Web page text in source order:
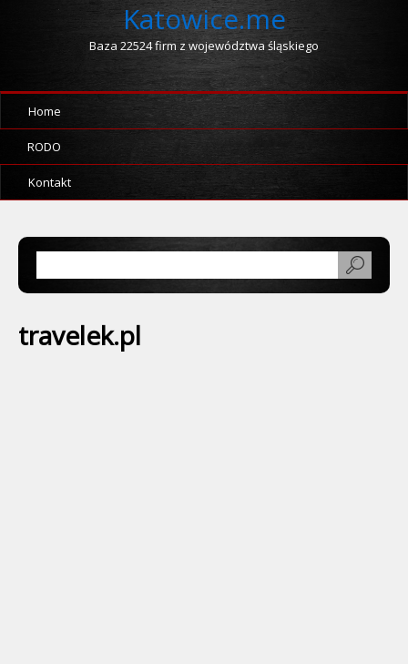
Katowice.me
Baza 22524 firm z województwa śląskiego
Home
RODO
Kontakt
travelek.pl